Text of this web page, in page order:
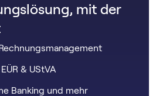
mit der
& UStVA
Banking und mehr